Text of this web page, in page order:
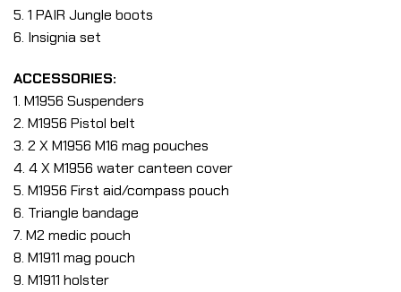
5. 1 PAIR Jungle boots
6. Insignia set
ACCESSORIES:
1. M1956 Suspenders
2. M1956 Pistol belt
3. 2 X M1956 M16 mag pouches
4. 4 X M1956 water canteen cover
5. M1956 First aid/compass pouch
6. Triangle bandage
7. M2 medic pouch
8. M1911 mag pouch
9. M1911 holster